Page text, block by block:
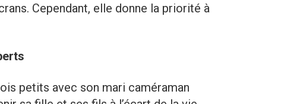
Cependant, elle donne la priorité à
petits avec son mari caméraman